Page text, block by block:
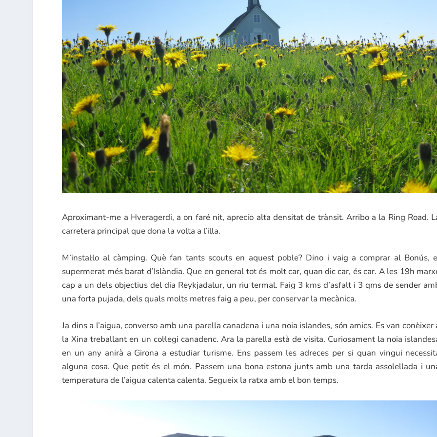
Aproximant-me a Hveragerdi, a on faré nit, aprecio alta densitat de trànsit. Arribo a la Ring Road.
carretera principal que dona la volta a l’illa.
M’instal·lo al càmping. Què fan tants scouts en aquest poble? Dino i vaig a comprar al Bonús,
supermerat més barat d’Islàndia. Que en general tot és molt car, quan dic car, és car. A les 19h
cap a un dels objectius del dia Reykjadalur, un riu termal. Faig 3 kms d’asfalt i 3 qms de sender
una forta pujada, dels quals molts metres faig a peu, per conservar la mecànica.
Ja dins a l’aigua, converso amb una parella canadena i una noia islandes, són amics. Es van conèixer
la Xina treballant en un col·legi canadenc. Ara la parella està de visita. Curiosament la noia
en un any anirà a Girona a estudiar turisme. Ens passem les adreces per si quan vingui
alguna cosa. Que petit és el món. Passem una bona estona junts amb una tarda assolellada i
temperatura de l’aigua calenta calenta. Segueix la ratxa amb el bon temps.